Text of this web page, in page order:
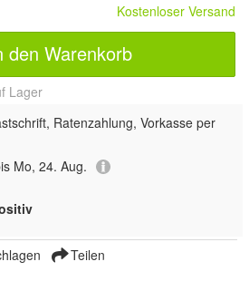
Kostenloser Versand
den Warenkorb
Lager
Ratenzahlung, Vorkasse per
Mo, 24. Aug.
Teilen